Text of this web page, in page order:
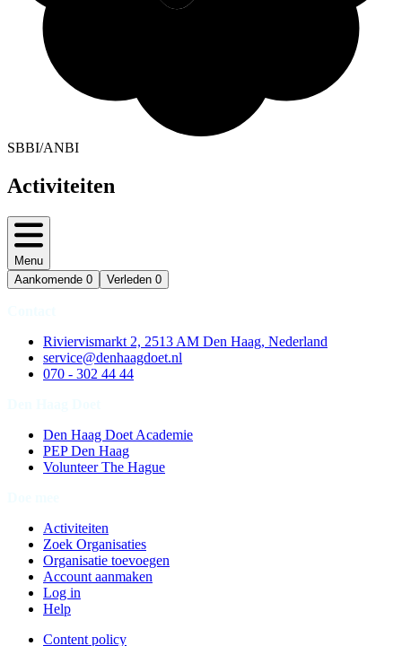
SBBI/ANBI
Activiteiten
Menu
Aankomende 0 Verleden 0
Riviervismarkt 2, 2513 AM Den Haag, Nederland
service@denhaagdoet.nl
070 - 302 44 44
Den Haag Doet Academie
PEP Den Haag
Volunteer The Hague
Activiteiten
Zoek Organisaties
Organisatie toevoegen
Account aanmaken
Log in
Help
Content policy